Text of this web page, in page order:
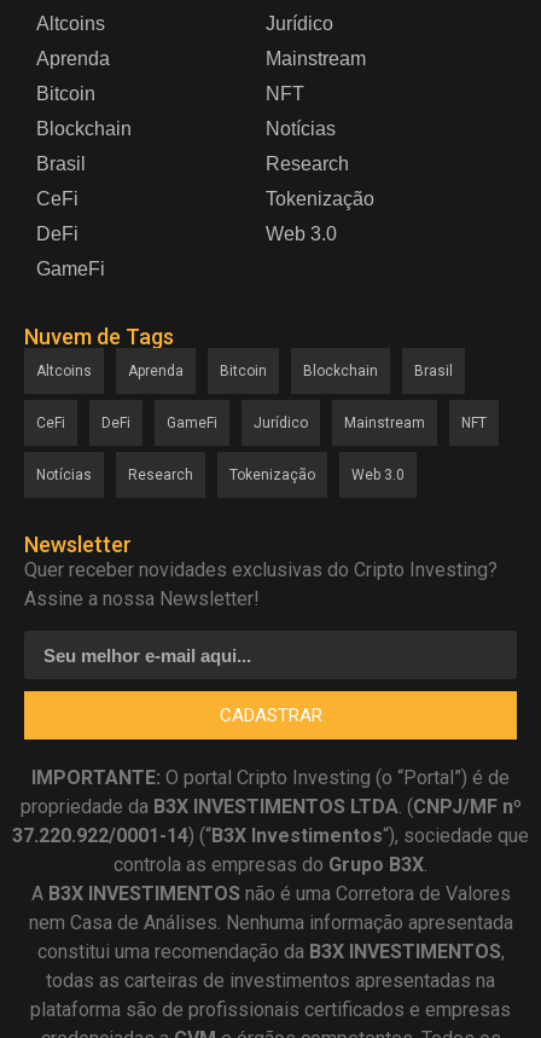
Altcoins
Aprenda
Bitcoin
Blockchain
Brasil
CeFi
DeFi
GameFi
Jurídico
Mainstream
NFT
Notícias
Research
Tokenização
Web 3.0
Nuvem de Tags
Altcoins Aprenda Bitcoin Blockchain Brasil
CeFi DeFi GameFi Jurídico Mainstream NFT
Notícias Research Tokenização Web 3.0
Newsletter
Quer receber novidades exclusivas do Cripto Investing?
Assine a nossa Newsletter!
CADASTRAR
IMPORTANTE: O portal Cripto Investing (o “Portal”) é de
propriedade da B3X INVESTIMENTOS LTDA. (CNPJ/MF nº
37.220.922/0001-14) (“B3X Investimentos“), sociedade que
controla as empresas do Grupo B3X.
A B3X INVESTIMENTOS não é uma Corretora de Valores
nem Casa de Análises. Nenhuma informação apresentada
constitui uma recomendação da B3X INVESTIMENTOS,
todas as carteiras de investimentos apresentadas na
plataforma são de profissionais certificados e empresas